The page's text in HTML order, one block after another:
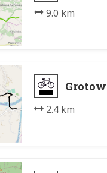
9.0 km
2.4 km